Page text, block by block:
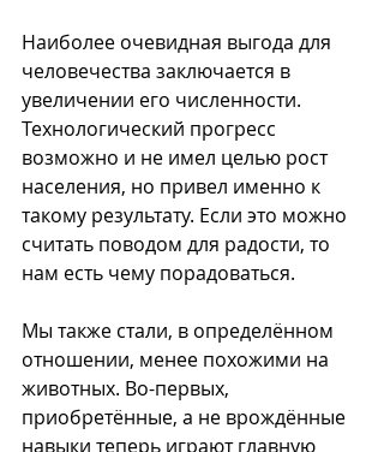
Наиболее очевидная выгода для
человечества заключается в
увеличении его численности.
Технологический прогресс
возможно и не имел целью рост
населения, но привел именно к
такому результату. Если это можно
считать поводом для радости, то
нам есть чему порадоваться.
Мы также стали, в определённом
отношении, менее похожими на
животных. Во-первых,
приобретённые, а не врождённые
навыки теперь играют главную